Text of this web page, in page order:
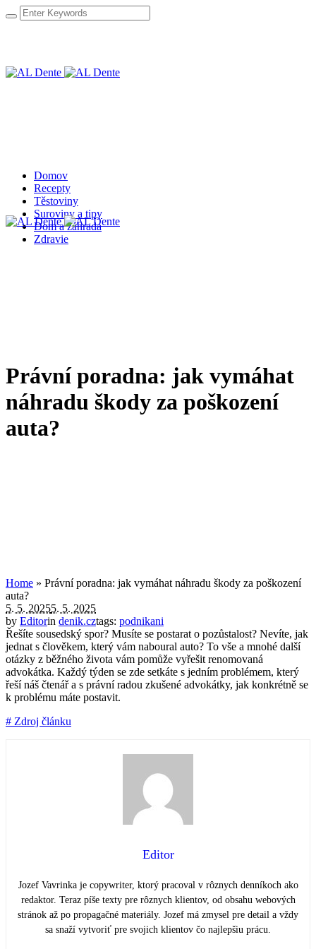
Domov
Recepty
Těstoviny
Suroviny a tipy
Dom a záhrada
Zdravie
Právní poradna: jak vymáhat
náhradu škody za poškození
auta?
Home » Právní poradna: jak vymáhat náhradu škody za poškození
auta?
5. 5. 20255. 5. 2025
by Editorin denik.cztags: podnikani
Řešíte sousedský spor? Musíte se postarat o pozůstalost? Nevíte, jak
jednat s člověkem, který vám naboural auto? To vše a mnohé další
otázky z běžného života vám pomůže vyřešit renomovaná
advokátka. Každý týden se zde setkáte s jedním problémem, který
řeší náš čtenář a s právní radou zkušené advokátky, jak konkrétně se
k problému máte postavit.
# Zdroj článku
Editor
Jozef Vavrinka je copywriter, ktorý pracoval v rôznych denníkoch ako
redaktor. Teraz píše texty pre rôznych klientov, od obsahu webových
stránok až po propagačné materiály. Jozef má zmysel pre detail a vždy
sa snaží vytvoriť pre svojich klientov čo najlepšiu prácu.